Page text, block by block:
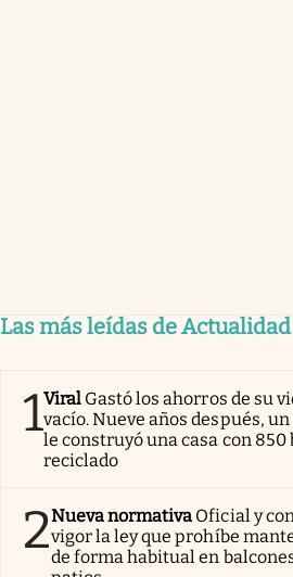
Las más leídas de Actualidad
1Viral Gastó los ahorros de su
vacío. Nueve años después,
le construyó una casa con
reciclado
2Nueva normativa Oficial y
vigor la ley que prohíbe
de forma habitual en